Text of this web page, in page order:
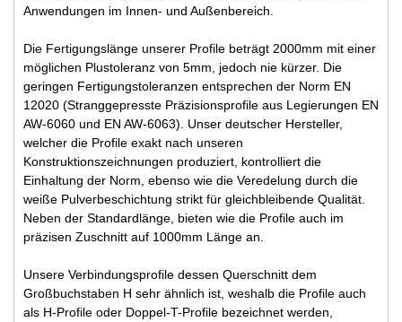
Anwendungen im Innen- und Außenbereich.
Die Fertigungslänge unserer Profile beträgt 2000mm mit einer
möglichen Plustoleranz von 5mm, jedoch nie kürzer. Die
geringen Fertigungstoleranzen entsprechen der Norm EN
12020 (Stranggepresste Präzisionsprofile aus Legierungen EN
AW-6060 und EN AW-6063). Unser deutscher Hersteller,
welcher die Profile exakt nach unseren
Konstruktionszeichnungen produziert, kontrolliert die
Einhaltung der Norm, ebenso wie die Veredelung durch die
weiße Pulverbeschichtung strikt für gleichbleibende Qualität.
Neben der Standardlänge, bieten wie die Profile auch im
präzisen Zuschnitt auf 1000mm Länge an.
Unsere Verbindungsprofile dessen Querschnitt dem
Großbuchstaben H sehr ähnlich ist, weshalb die Profile auch
als H-Profile oder Doppel-T-Profile bezeichnet werden,